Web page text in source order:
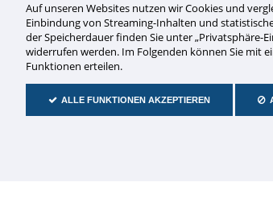
Zeitdienst Walter Sorge e.K.
Grasstraße 13 · 45356 Essen
E-Mail:info@zeitdienst.de
Auf unseren Websites nutzen wir Cookies und
Einbindung von Streaming-Inhalten und
der Speicherdauer finden Sie unter „Privatsphäre-
widerrufen werden. Im Folgenden können Sie mit
Funktionen erteilen.
ALLE FUNKTIONEN AKZEPTIEREN